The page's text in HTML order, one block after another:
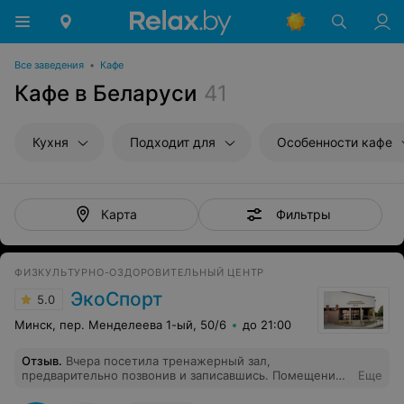
Все заведения • Кафе
Кафе в Беларуси 41
Кухня Подходит для Особенности кафе
Карта Фильтры
ФИЗКУЛЬТУРНО-ОЗДОРОВИТЕЛЬНЫЙ ЦЕНТР
5.0 ЭкоСпорт
Минск, пер. Менделеева 1-ый, 50/6 до 21:00
Отзыв. Вчера посетила тренажерный зал,
предварительно позвонив и записавшись. Помещение
Еще